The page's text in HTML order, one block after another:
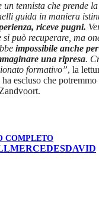
un tennista che prende
guida in maniera
riceve pugni.
può recuperare, ma
impossibile anche
una ripresa.
formativo”, la
escluso che potremmo
COMPLETO
MERCEDESDAVID